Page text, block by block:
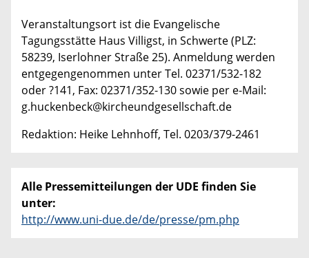
Veranstaltungsort ist die Evangelische
Tagungsstätte Haus Villigst, in Schwerte (PLZ:
58239, Iserlohner Straße 25). Anmeldung werden
entgegengenommen unter Tel. 02371/532-182
oder ?141, Fax: 02371/352-130 sowie per e-Mail:
g.huckenbeck@kircheundgesellschaft.de
Redaktion: Heike Lehnhoff, Tel. 0203/379-2461
Alle Pressemitteilungen der UDE finden Sie
unter:
http://www.uni-due.de/de/presse/pm.php